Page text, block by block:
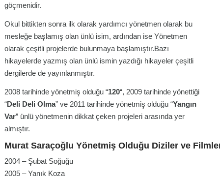
göçmenidir.
Okul bittikten sonra ilk olarak yardımcı yönetmen olarak bu
mesleğe başlamış olan ünlü isim, ardından ise Yönetmen
olarak çeşitli projelerde bulunmaya başlamıştır.Bazı
hikayelerde yazmış olan ünlü ismin yazdığı hikayeler çeşitli
dergilerde de yayınlanmıştır.
2008 tarihinde yönetmiş olduğu “120“, 2009 tarihinde yönettiği
“Deli Deli Olma” ve 2011 tarihinde yönetmiş olduğu “Yangın
Var” ünlü yönetmenin dikkat çeken projeleri arasında yer
almıştır.
Murat Saraçoğlu Yönetmiş Olduğu Diziler ve
2004 – Şubat Soğuğu
2005 – Yanık Koza